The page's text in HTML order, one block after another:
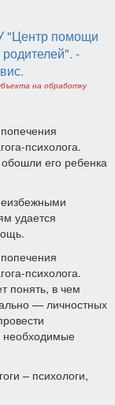
"Центр помощи
. -
.
на обработку
психолога.
его ребенка
удается
психолога.
понять, в чем
— личностных
необходимые
– психологи,